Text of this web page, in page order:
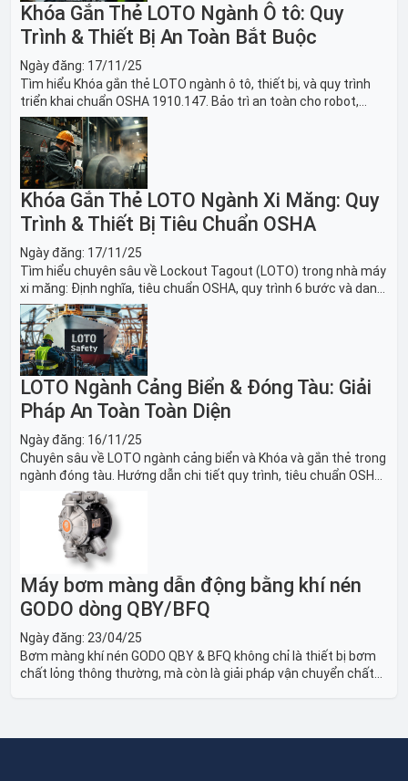
Khóa Gắn Thẻ LOTO Ngành Ô tô: Quy
Trình & Thiết Bị An Toàn Bắt Buộc
Ngày đăng: 17/11/25
Tìm hiểu Khóa gắn thẻ LOTO ngành ô tô, thiết bị, và quy trình
triển khai chuẩn OSHA 1910.147. Bảo trì an toàn cho robot,
băng tải sản xuất ô tô và dây chuyền lắp ráp xe hơi.
Khóa Gắn Thẻ LOTO Ngành Xi Măng: Quy
Trình & Thiết Bị Tiêu Chuẩn OSHA
Ngày đăng: 17/11/25
Tìm hiểu chuyên sâu về Lockout Tagout (LOTO) trong nhà máy
xi măng: Định nghĩa, tiêu chuẩn OSHA, quy trình 6 bước và danh
sách thiết bị LOTO thiết yếu. Giải pháp bảo trì lò nung, máy
nghiền an toàn.
LOTO Ngành Cảng Biển & Đóng Tàu: Giải
Pháp An Toàn Toàn Diện
Ngày đăng: 16/11/25
Chuyên sâu về LOTO ngành cảng biển và Khóa và gắn thẻ trong
ngành đóng tàu. Hướng dẫn chi tiết quy trình, tiêu chuẩn OSHA,
thiết bị và Giải pháp LOTO trong công nghiệp đóng tàu toàn
Máy bơm màng dẫn động bằng khí nén
GODO dòng QBY/BFQ
Ngày đăng: 23/04/25
Bơm màng khí nén GODO QBY & BFQ không chỉ là thiết bị bơm
chất lỏng thông thường, mà còn là giải pháp vận chuyển chất